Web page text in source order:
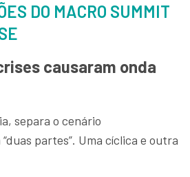
DO MACRO SUMMIT
causaram onda
separa o cenário
partes”. Uma cíclica e outra